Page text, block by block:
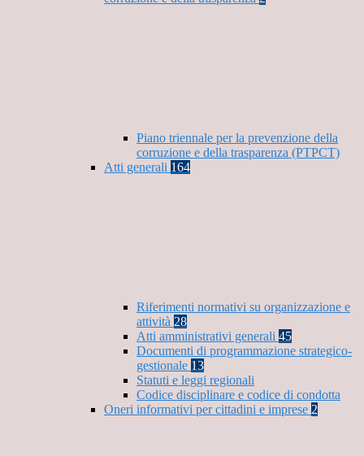
Piano triennale per la prevenzione della
corruzione e della trasparenza (PTPCT)
Atti generali 164
Riferimenti normativi su organizzazione e
attività 28
Atti amministrativi generali 45
Documenti di programmazione strategico-
gestionale 13
Statuti e leggi regionali
Codice disciplinare e codice di condotta
Oneri informativi per cittadini e imprese 2